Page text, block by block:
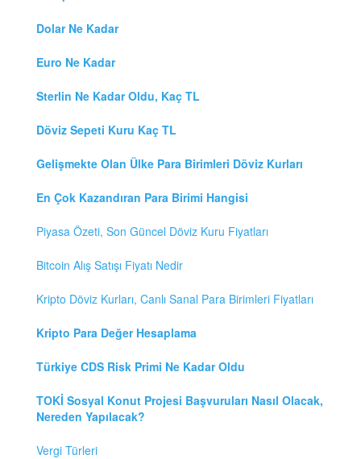
Dolar Ne Kadar
Euro Ne Kadar
Sterlin Ne Kadar Oldu, Kaç TL
Döviz Sepeti Kuru Kaç TL
Gelişmekte Olan Ülke Para Birimleri Döviz Kurları
En Çok Kazandıran Para Birimi Hangisi
Piyasa Özeti, Son Güncel Döviz Kuru Fiyatları
Bitcoin Alış Satışı Fiyatı Nedir
Kripto Döviz Kurları, Canlı Sanal Para Birimleri Fiyatları
Kripto Para Değer Hesaplama
Türkiye CDS Risk Primi Ne Kadar Oldu
TOKİ Sosyal Konut Projesi Başvuruları Nasıl Olacak,
Nereden Yapılacak?
Vergi Türleri